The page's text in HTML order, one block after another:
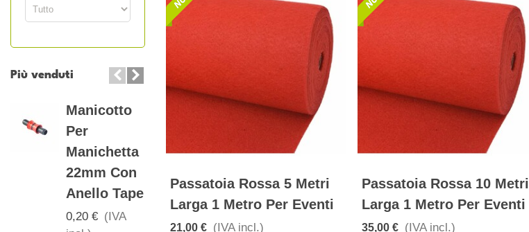
Più venduti
Manicotto
Per
Manichetta
22mm Con
Anello Tape
0,20 € (IVA
Telo
Pacciamatura
Biodegradabile
incl.)
Passatoia Rossa 5 Metri
Larga 1 Metro Per Eventi
21,00 € (IVA incl.)
Passatoia Rossa 10 Metri
Larga 1 Metro Per Eventi
35,00 € (IVA incl.)